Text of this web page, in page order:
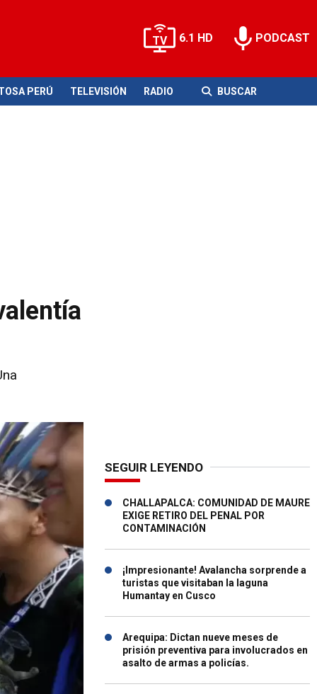
6.1 HD PODCAST
PERÚ TELEVISIÓN RADIO BUSCAR
SEGUIR LEYENDO
CHALLAPALCA: COMUNIDAD DE MAURE
EXIGE RETIRO DEL PENAL POR
CONTAMINACIÓN
¡Impresionante! Avalancha sorprende a
turistas que visitaban la laguna
Humantay en Cusco
Arequipa: Dictan nueve meses de
prisión preventiva para involucrados en
asalto de armas a policías.